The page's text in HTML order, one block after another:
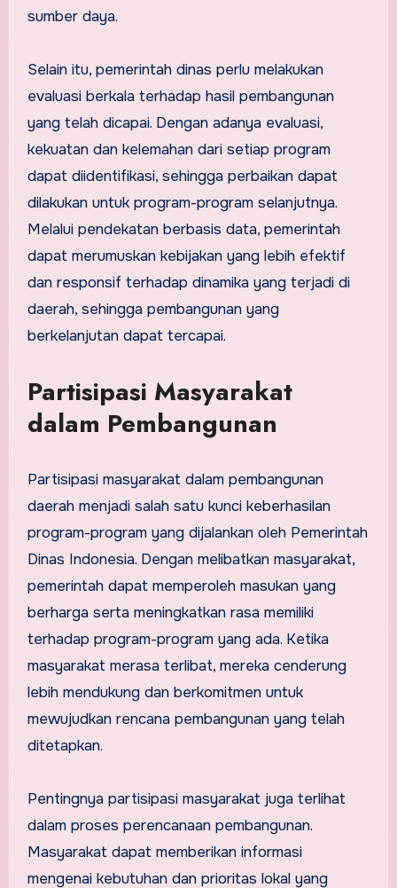
sumber daya.
Selain itu, pemerintah dinas perlu melakukan
evaluasi berkala terhadap hasil pembangunan
yang telah dicapai. Dengan adanya evaluasi,
kekuatan dan kelemahan dari setiap program
dapat diidentifikasi, sehingga perbaikan dapat
dilakukan untuk program-program selanjutnya.
Melalui pendekatan berbasis data, pemerintah
dapat merumuskan kebijakan yang lebih efektif
dan responsif terhadap dinamika yang terjadi di
daerah, sehingga pembangunan yang
berkelanjutan dapat tercapai.
Partisipasi Masyarakat
dalam Pembangunan
Partisipasi masyarakat dalam pembangunan
daerah menjadi salah satu kunci keberhasilan
program-program yang dijalankan oleh Pemerintah
Dinas Indonesia. Dengan melibatkan masyarakat,
pemerintah dapat memperoleh masukan yang
berharga serta meningkatkan rasa memiliki
terhadap program-program yang ada. Ketika
masyarakat merasa terlibat, mereka cenderung
lebih mendukung dan berkomitmen untuk
mewujudkan rencana pembangunan yang telah
ditetapkan.
Pentingnya partisipasi masyarakat juga terlihat
dalam proses perencanaan pembangunan.
Masyarakat dapat memberikan informasi
mengenai kebutuhan dan prioritas lokal yang